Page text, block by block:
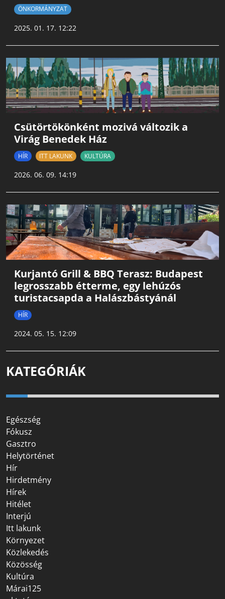
ÖNKORMÁNYZAT
2025. 01. 17. 12:22
Csütörtökönként mozivá változik a
Virág Benedek Ház
HÍR ITT LAKUNK KULTÚRA
2026. 06. 09. 14:19
Kurjantó Grill & BBQ Terasz: Budapest
legrosszabb étterme, egy lehúzós
turistacsapda a Halászbástyánál
HÍR
2024. 05. 15. 12:09
KATEGÓRIÁK
Egészség
Fókusz
Gasztro
Helytörténet
Hír
Hirdetmény
Hírek
Hitélet
Interjú
Itt lakunk
Környezet
Közlekedés
Közösség
Kultúra
Márai125